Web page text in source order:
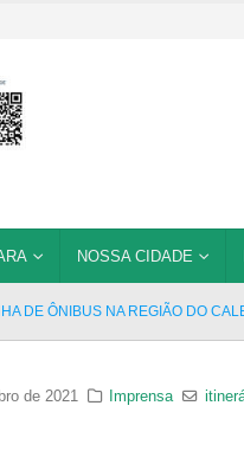
NOSSA CIDADE
DE ÔNIBUS NA REGIÃO DO
de 2021 Imprensa